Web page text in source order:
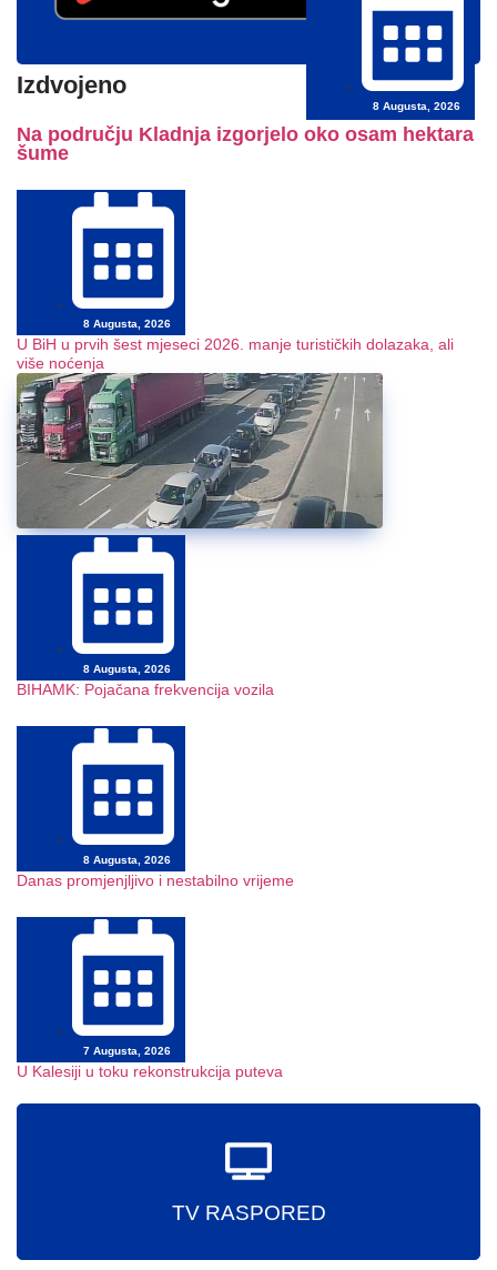
Izdvojeno
8 Augusta, 2026
Na području Kladnja izgorjelo oko osam hektara
šume
8 Augusta, 2026
U BiH u prvih šest mjeseci 2026. manje turističkih dolazaka, ali
više noćenja
8 Augusta, 2026
BIHAMK: Pojačana frekvencija vozila
8 Augusta, 2026
Danas promjenjljivo i nestabilno vrijeme
7 Augusta, 2026
U Kalesiji u toku rekonstrukcija puteva
TV RASPORED